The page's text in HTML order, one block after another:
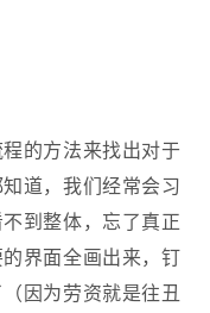
的方法来找出对于
道，我们经常会习
到整体，忘了真正
界面全画出来，钉
因为劳资就是往丑